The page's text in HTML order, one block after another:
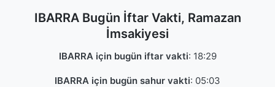
IBARRA Bugün İftar Vakti, Ramazan
İmsakiyesi
IBARRA için bugün iftar vakti: 18:29
IBARRA için bugün sahur vakti: 05:03